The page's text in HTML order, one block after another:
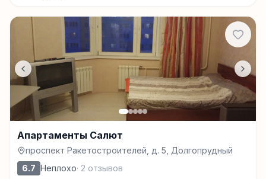
Апартаменты Салют
проспект Ракетостроителей, д. 5, Долгопрудный
6.7 Неплохо· 2 отзывов